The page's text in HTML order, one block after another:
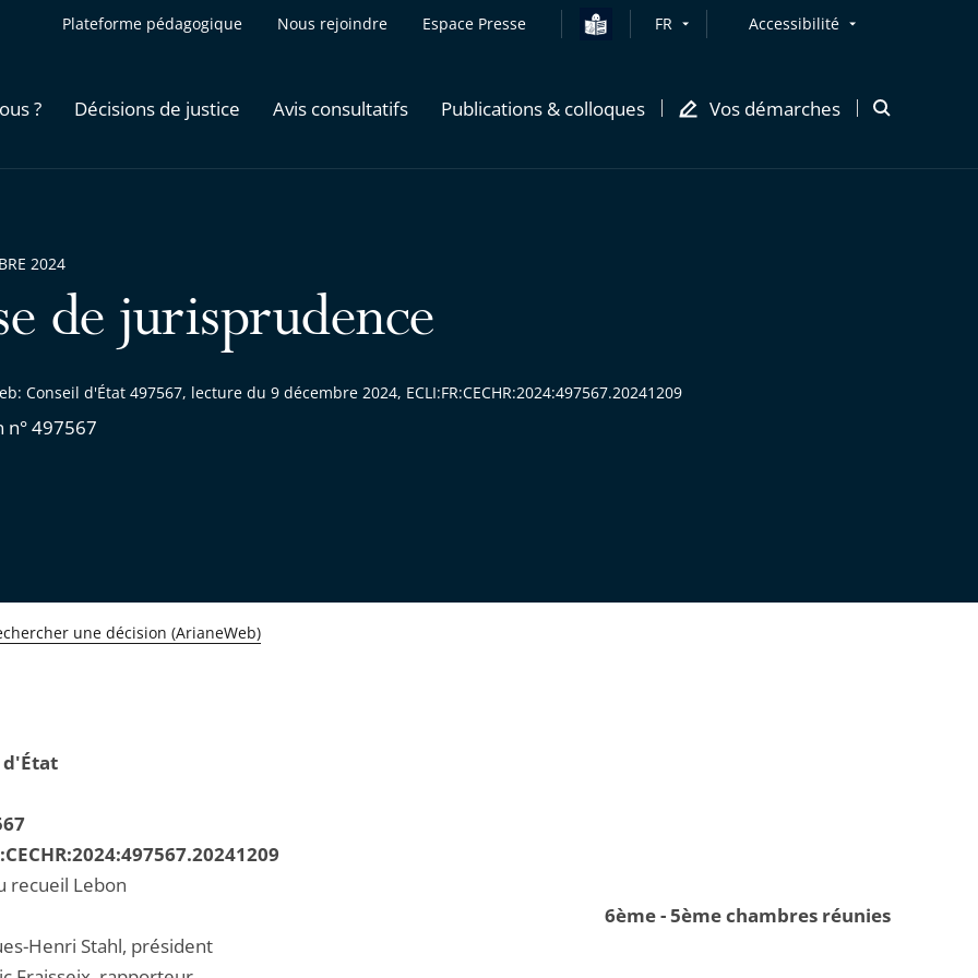
Plateforme pédagogique Nous rejoindre Espace Presse FR Accessibilité
? Décisions de justice Avis consultatifs Publications & colloques Vos démarches
Ouvrir
de jurisprudence
Conseil d'État 497567, lecture du 9 décembre 2024, ECLI:FR:CECHR:2024:497567.20241209
n° 497567
2024
une décision (ArianeWeb)
d'État
recueil Lebon
6ème - 5ème chambres réunies
Henri Stahl, président